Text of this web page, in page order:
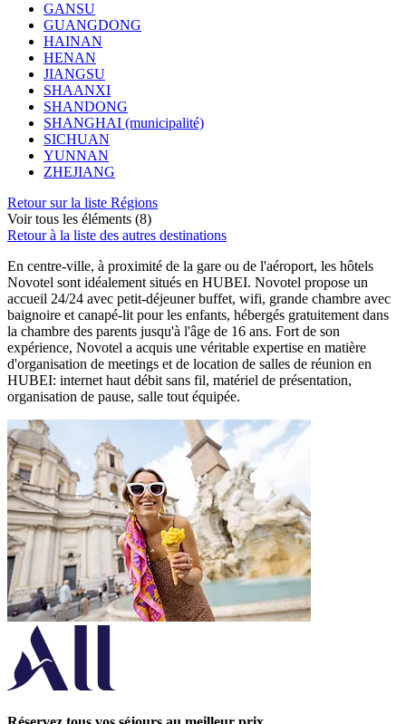
GANSU
GUANGDONG
HAINAN
HENAN
JIANGSU
SHAANXI
SHANDONG
SHANGHAI (municipalité)
SICHUAN
YUNNAN
ZHEJIANG
Retour sur la liste Régions
Voir tous les éléments (8)
Retour à la liste des autres destinations
En centre-ville, à proximité de la gare ou de l'aéroport, les hôtels
Novotel sont idéalement situés en HUBEI. Novotel propose un
accueil 24/24 avec petit-déjeuner buffet, wifi, grande chambre avec
baignoire et canapé-lit pour les enfants, hébergés gratuitement dans
la chambre des parents jusqu'à l'âge de 16 ans. Fort de son
expérience, Novotel a acquis une véritable expertise en matière
d'organisation de meetings et de location de salles de réunion en
HUBEI: internet haut débit sans fil, matériel de présentation,
organisation de pause, salle tout équipée.